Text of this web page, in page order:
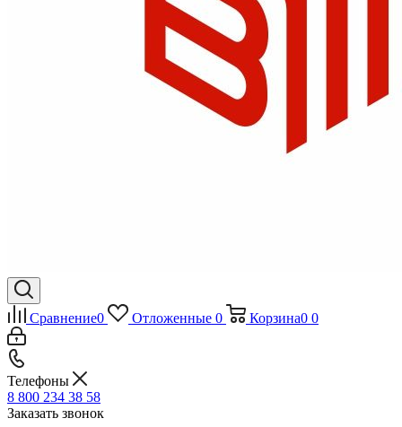
Сравнение0 Отложенные 0 Корзина0 0
Телефоны
8 800 234 38 58
Заказать звонок